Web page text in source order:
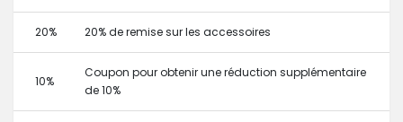
20% 20% de remise sur les accessoires
10%
Coupon pour obtenir une réduction supplémentaire
de 10%